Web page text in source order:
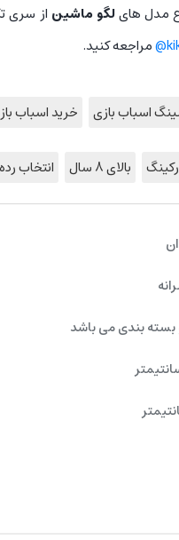
مدل هایلگو ماشین از سری
مراجعه کنید.
اسباب بازی خرید اسباب
بالای 8 سال انتخاب
بسته بندی می باشد